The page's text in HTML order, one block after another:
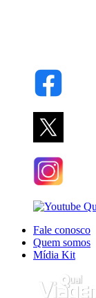
Fale conosco
Quem somos
Mídia Kit